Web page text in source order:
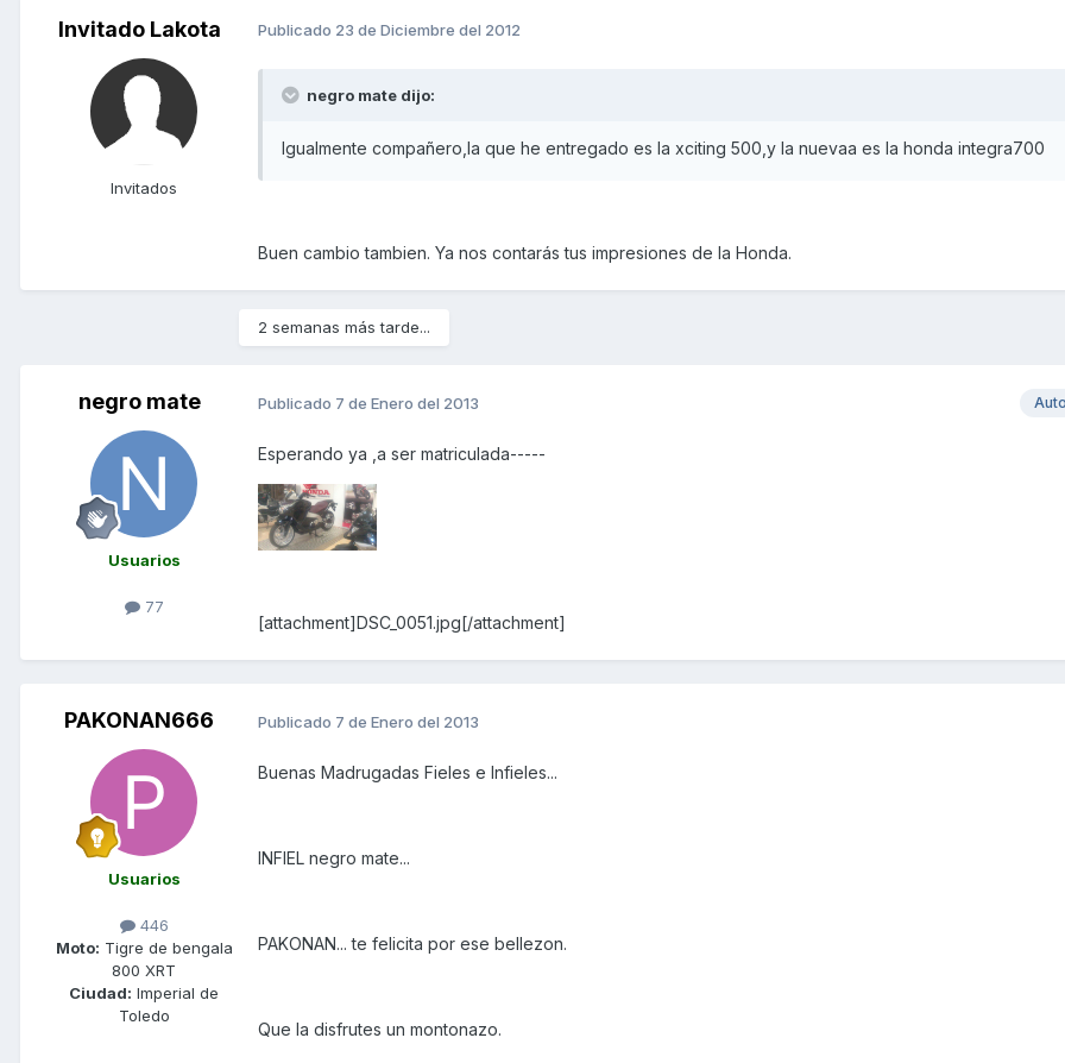
Invitado Lakota
Invitados
Publicado 23 de Diciembre del 2012
negro mate dijo:
Igualmente compañero,la que he entregado es la xciting 500,y la nuevaa es la honda integra700
Buen cambio tambien. Ya nos contarás tus impresiones de la Honda.
2 semanas más tarde...
negro mate
Usuarios
77
Publicado 7 de Enero del 2013
Esperando ya ,a ser matriculada-----
[attachment]DSC_0051.jpg[/attachment]
PAKONAN666
Usuarios
446
Moto: Tigre de bengala
800 XRT
Ciudad: Imperial de
Toledo
Publicado 7 de Enero del 2013
Buenas Madrugadas Fieles e Infieles...
INFIEL negro mate...
PAKONAN... te felicita por ese bellezon.
Que la disfrutes un montonazo.